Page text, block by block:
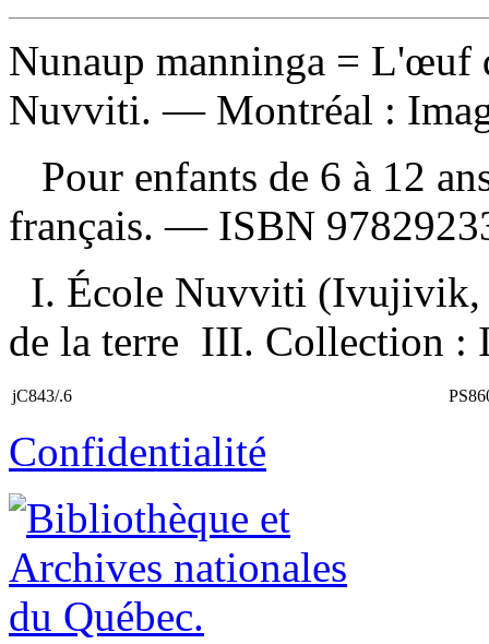
Nunaup manninga = L'œuf
Nuvviti. — Montréal :
Pour enfants de 6 à 12
français. — ISBN
I. École Nuvviti (Ivujivik,
de la terre III. Collection :
jC843/.6
Confidentialité